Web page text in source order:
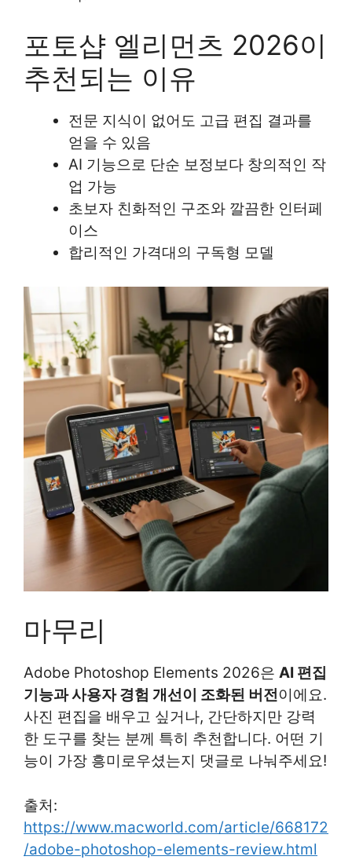
포토샵 엘리먼츠 2026이
추천되는 이유
전문 지식이 없어도 고급 편집 결과를
얻을 수 있음
AI 기능으로 단순 보정보다 창의적인 작
업 가능
초보자 친화적인 구조와 깔끔한 인터페
이스
합리적인 가격대의 구독형 모델
마무리
Adobe Photoshop Elements 2026은 AI 편집
기능과 사용자 경험 개선이 조화된 버전이에요.
사진 편집을 배우고 싶거나, 간단하지만 강력
한 도구를 찾는 분께 특히 추천합니다. 어떤 기
능이 가장 흥미로우셨는지 댓글로 나눠주세요!
출처:
https://www.macworld.com/article/668172
/adobe-photoshop-elements-review.html